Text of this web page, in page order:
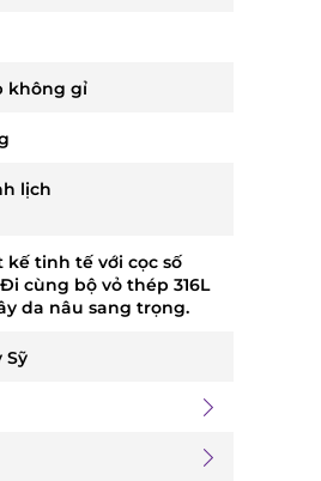
không gỉ
lịch
kế tinh tế với cọc số
cùng bộ vỏ thép 316L
da nâu sang trọng.
Sỹ